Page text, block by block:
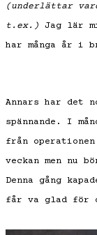
(underlättar
t.ex.) Jag lär
har många år i
Annars har det
spännande. I
från
veckan men nu
Denna gång
får va glad